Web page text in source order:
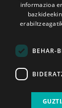
2026ko eka. 1a
informazioa
BEHAR-